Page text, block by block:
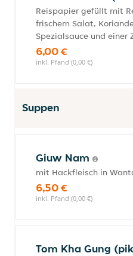
Reispapier gefüllt mit
frischem Salat,
Spezialsauce und einer
6,00 €
inkl. Pfand (0,00 €)
Suppen
Giuw Nam
mit Hackfleisch in
6,50 €
inkl. Pfand (0,00 €)
Tom Kha Gung